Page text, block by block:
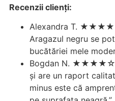
Recenzii clienți:
Alexandra T.
Aragazul negru se
bucătăriei mele
Bogdan N. ★★★★☆:
și are un raport
minus este că